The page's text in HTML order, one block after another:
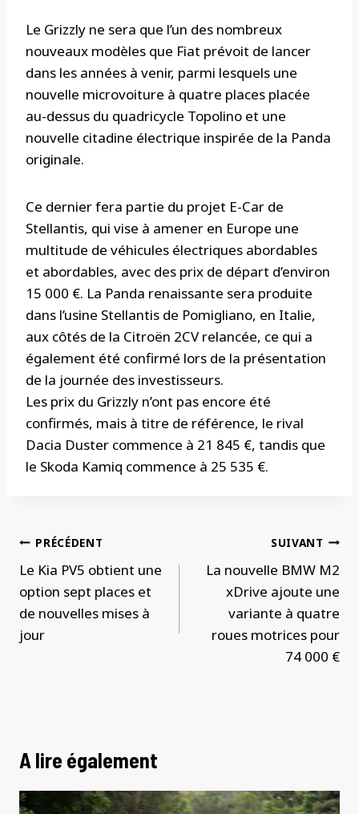
Le Grizzly ne sera que l’un des nombreux
nouveaux modèles que Fiat prévoit de lancer
dans les années à venir, parmi lesquels une
nouvelle microvoiture à quatre places placée
au-dessus du quadricycle Topolino et une
nouvelle citadine électrique inspirée de la Panda
originale.
Ce dernier fera partie du projet E-Car de
Stellantis, qui vise à amener en Europe une
multitude de véhicules électriques abordables
et abordables, avec des prix de départ d’environ
15 000 €. La Panda renaissante sera produite
dans l’usine Stellantis de Pomigliano, en Italie,
aux côtés de la Citroën 2CV relancée, ce qui a
également été confirmé lors de la présentation
de la journée des investisseurs.
Les prix du Grizzly n’ont pas encore été
confirmés, mais à titre de référence, le rival
Dacia Duster commence à 21 845 €, tandis que
le Skoda Kamiq commence à 25 535 €.
Navigation
de
l’article
PRÉCÉDENT
Le Kia PV5 obtient une
option sept places et
de nouvelles mises à
jour
SUIVANT
La nouvelle BMW M2
xDrive ajoute une
variante à quatre
roues motrices pour
74 000 €
A lire également